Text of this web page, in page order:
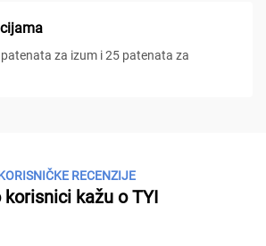
za izum i 25 patenata za
RECENZIJE
korisnici kažu o TYI